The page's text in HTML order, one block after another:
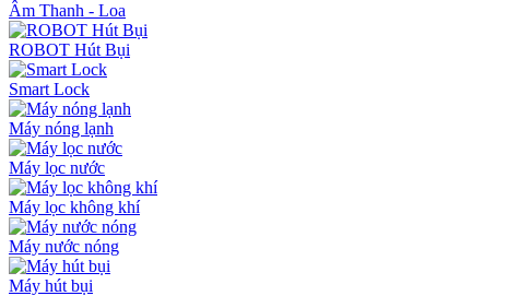
Âm Thanh - Loa
ROBOT Hút Bụi
Smart Lock
Máy nóng lạnh
Máy lọc nước
Máy lọc không khí
Máy nước nóng
Máy hút bụi